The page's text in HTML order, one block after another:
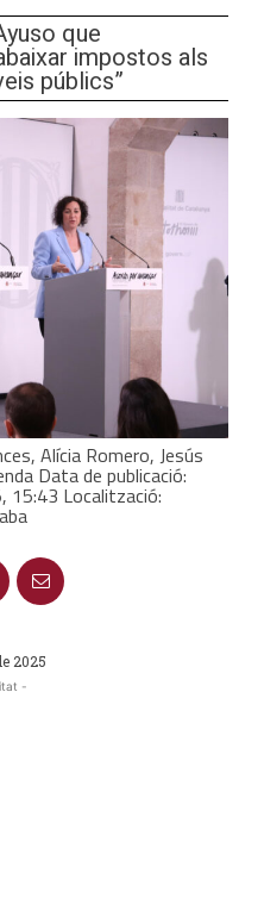
que
impostos als
públics”
Alícia Romero, Jesús
Data de publicació:
15:43 Localització:
2025
-